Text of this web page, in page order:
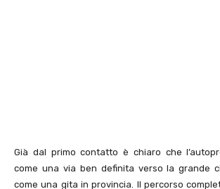
Già dal primo contatto è chiaro che
come una via ben definita verso la grande
come una gita in provincia. Il percorso